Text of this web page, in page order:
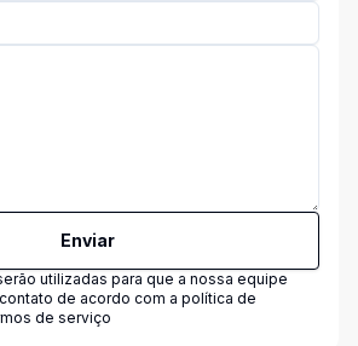
Enviar
utilizadas para que a nossa equipe
de acordo com a política de
de serviço